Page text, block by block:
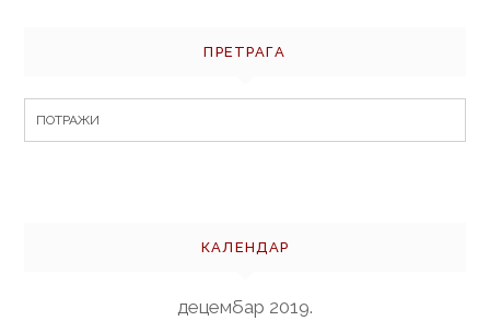
ПРЕТРАГА
for:
КАЛЕНДАР
децембар 2019.